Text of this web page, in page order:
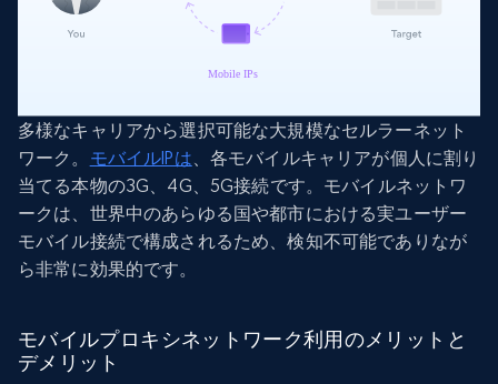
多様なキャリアから選択可能な大規模なセルラーネット
ワーク。 モバイルIPは 、各モバイルキャリアが個人に割り
当てる本物の3G、4G、5G接続です。モバイルネットワ
ークは、世界中のあらゆる国や都市における実ユーザー
モバイル接続で構成されるため、検知不可能でありなが
ら非常に効果的です。
モバイルプロキシネットワーク利用のメリットと
デメリット